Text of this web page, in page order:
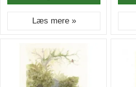
Læs mere »